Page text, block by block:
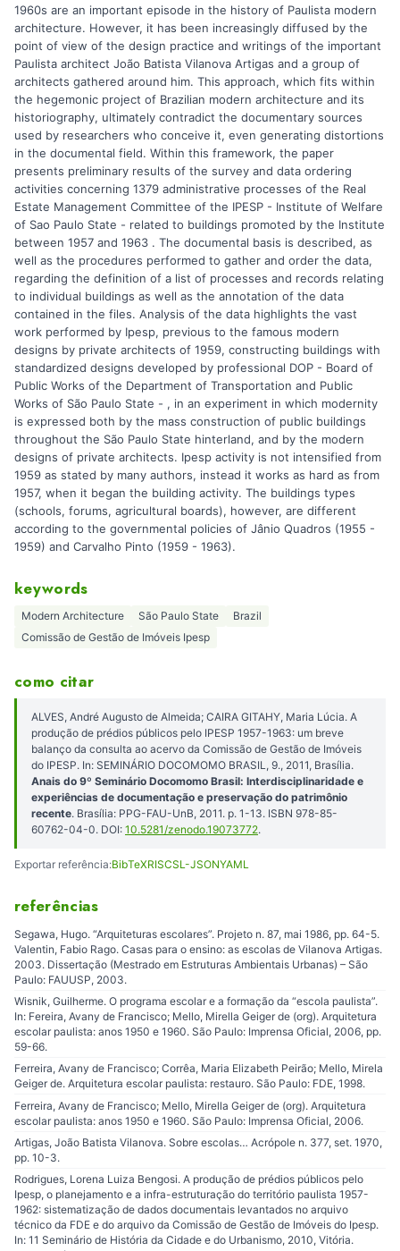
1960s are an important episode in the history of Paulista modern
architecture. However, it has been increasingly diffused by the
point of view of the design practice and writings of the important
Paulista architect João Batista Vilanova Artigas and a group of
architects gathered around him. This approach, which fits within
the hegemonic project of Brazilian modern architecture and its
historiography, ultimately contradict the documentary sources
used by researchers who conceive it, even generating distortions
in the documental field. Within this framework, the paper
presents preliminary results of the survey and data ordering
activities concerning 1379 administrative processes of the Real
Estate Management Committee of the IPESP - Institute of Welfare
of Sao Paulo State - related to buildings promoted by the Institute
between 1957 and 1963 . The documental basis is described, as
well as the procedures performed to gather and order the data,
regarding the definition of a list of processes and records relating
to individual buildings as well as the annotation of the data
contained in the files. Analysis of the data highlights the vast
work performed by Ipesp, previous to the famous modern
designs by private architects of 1959, constructing buildings with
standardized designs developed by professional DOP - Board of
Public Works of the Department of Transportation and Public
Works of São Paulo State - , in an experiment in which modernity
is expressed both by the mass construction of public buildings
throughout the São Paulo State hinterland, and by the modern
designs of private architects. Ipesp activity is not intensified from
1959 as stated by many authors, instead it works as hard as from
1957, when it began the building activity. The buildings types
(schools, forums, agricultural boards), however, are different
according to the governmental policies of Jânio Quadros (1955 -
1959) and Carvalho Pinto (1959 - 1963).
keywords
Modern Architecture São Paulo State
Brazil
Comissão de Gestão de Imóveis Ipesp
como citar
ALVES, André Augusto de Almeida; CAIRA GITAHY, Maria Lúcia. A
produção de prédios públicos pelo IPESP 1957-1963: um breve
balanço da consulta ao acervo da Comissão de Gestão de Imóveis
do IPESP. In: SEMINÁRIO DOCOMOMO BRASIL, 9., 2011, Brasília.
Anais do 9º Seminário Docomomo Brasil: Interdisciplinaridade e
experiências de documentação e preservação do patrimônio
recente. Brasília: PPG-FAU-UnB, 2011. p. 1-13. ISBN 978-85-
60762-04-0. DOI: 10.5281/zenodo.19073772.
Exportar referência:BibTeXRISCSL-JSONYAML
referências
Segawa, Hugo. “Arquiteturas escolares”. Projeto n. 87, mai 1986, pp. 64-5.
Valentin, Fabio Rago. Casas para o ensino: as escolas de Vilanova Artigas.
2003. Dissertação (Mestrado em Estruturas Ambientais Urbanas) – São
Paulo: FAUUSP, 2003.
Wisnik, Guilherme. O programa escolar e a formação da “escola paulista”.
In: Fereira, Avany de Francisco; Mello, Mirella Geiger de (org). Arquitetura
escolar paulista: anos 1950 e 1960. São Paulo: Imprensa Oficial, 2006, pp.
59-66.
Ferreira, Avany de Francisco; Corrêa, Maria Elizabeth Peirão; Mello, Mirela
Geiger de. Arquitetura escolar paulista: restauro. São Paulo: FDE, 1998.
Ferreira, Avany de Francisco; Mello, Mirella Geiger de (org). Arquitetura
escolar paulista: anos 1950 e 1960. São Paulo: Imprensa Oficial, 2006.
Artigas, João Batista Vilanova. Sobre escolas… Acrópole n. 377, set. 1970,
pp. 10-3.
Rodrigues, Lorena Luiza Bengosi. A produção de prédios públicos pelo
Ipesp, o planejamento e a infra-estruturação do território paulista 1957-
1962: sistematização de dados documentais levantados no arquivo
técnico da FDE e do arquivo da Comissão de Gestão de Imóveis do Ipesp.
In: 11 Seminário de História da Cidade e do Urbanismo, 2010, Vitória.